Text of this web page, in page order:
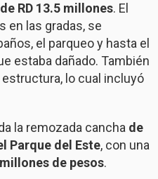
RD 13.5 millones. El
en las gradas, se
el parqueo y hasta el
estaba dañado. También
lo cual incluyó
la remozada cancha de
Parque del Este, con una
de pesos.